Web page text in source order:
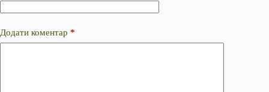
Додати коментар *